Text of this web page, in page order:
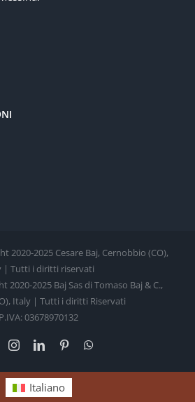
2020-2025 Cesare Baj, Cernobbio (CO),
| Tutti i diritti riservati
2020-2025 Baj Sas di Tomaso Baj & C.,
Italy | Tutti i diritti Riservati
P.IVA: 03678970132
FacebookInstagramLinkedInPinterest
Italiano